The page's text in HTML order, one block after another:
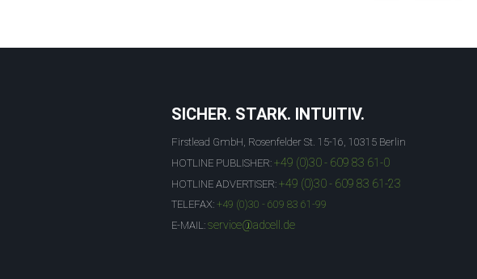
SICHER. STARK. INTUITIV.
Firstlead GmbH, Rosenfelder St. 15-16, 10315 Berlin
HOTLINE PUBLISHER: +49 (0)30 - 609 83 61-0
HOTLINE ADVERTISER: +49 (0)30 - 609 83 61-23
TELEFAX: +49 (0)30 - 609 83 61-99
E-MAIL: service@adcell.de